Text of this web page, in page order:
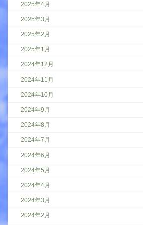
2025年4月
2025年3月
2025年2月
2025年1月
2024年12月
2024年11月
2024年10月
2024年9月
2024年8月
2024年7月
2024年6月
2024年5月
2024年4月
2024年3月
2024年2月